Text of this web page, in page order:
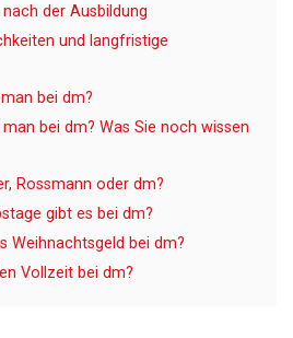
der Ausbildung
und langfristige
bei dm?
man bei dm? Was Sie noch wissen
Rossmann oder dm?
gibt es bei dm?
Weihnachtsgeld bei dm?
Vollzeit bei dm?